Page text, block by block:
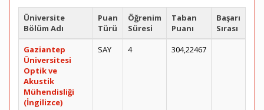
Üniversite
Bölüm Adı
Puan
Türü
Öğrenim
Süresi
Taban
Puanı
Başarı
Sırası
Gaziantep
Üniversitesi
Optik ve
Akustik
Mühendisliği
(İngilizce)
SAY 4 304,22467